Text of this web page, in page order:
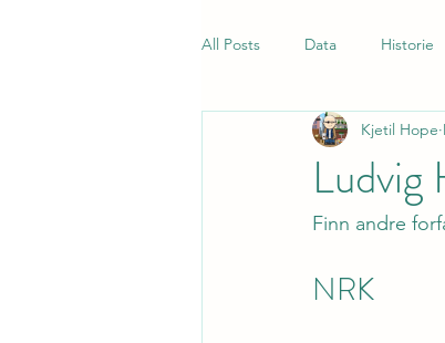
All Posts Data Historie
Samfunnsfag Quiz
Ludvig
Kjetil Hope
Finn andre
NRK